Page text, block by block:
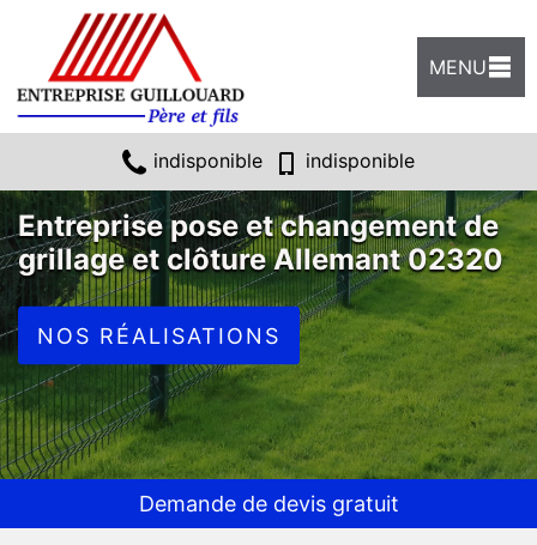
MENU
indisponible indisponible
Entreprise pose et changement de
grillage et clôture Allemant 02320
NOS RÉALISATIONS
Demande de devis gratuit